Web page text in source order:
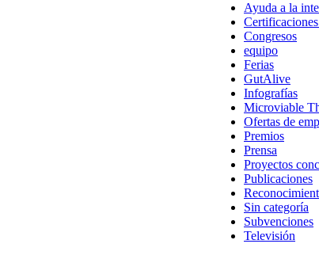
Ayuda a la
Congresos
equipo
Ferias
GutAlive
Infografías
Microviable
Ofertas de
Premios
Prensa
Proyectos
Publicaciones
Sin categoría
Subvenciones
Televisión